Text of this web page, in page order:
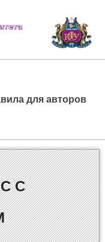
для авторов
С